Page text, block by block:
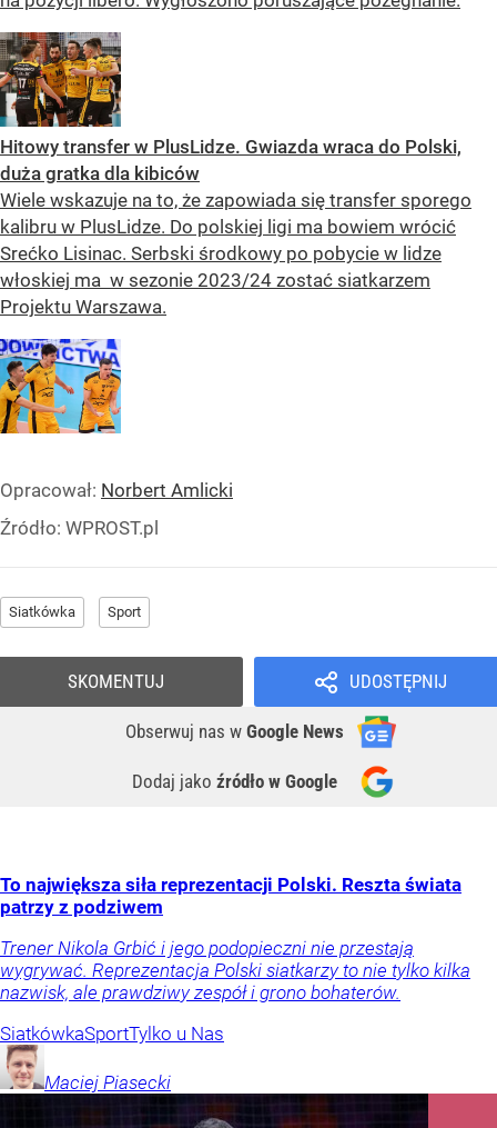
Hitowy transfer w PlusLidze. Gwiazda wraca do Polski,
duża gratka dla kibiców
Wiele wskazuje na to, że zapowiada się transfer sporego
kalibru w PlusLidze. Do polskiej ligi ma bowiem wrócić
Srećko Lisinac. Serbski środkowy po pobycie w lidze
włoskiej ma w sezonie 2023/24 zostać siatkarzem
Projektu Warszawa.
Opracował: Norbert Amlicki
Źródło: WPROST.pl
Siatkówka Sport
UDOSTĘPNIJ
Obserwuj nas w Google News
Dodaj jako źródło w Google
SKOMENTUJ
To największa siła reprezentacji Polski. Reszta świata
patrzy z podziwem
Trener Nikola Grbić i jego podopieczni nie przestają
wygrywać. Reprezentacja Polski siatkarzy to nie tylko kilka
nazwisk, ale prawdziwy zespół i grono bohaterów.
SiatkówkaSportTylko u Nas
Maciej Piasecki